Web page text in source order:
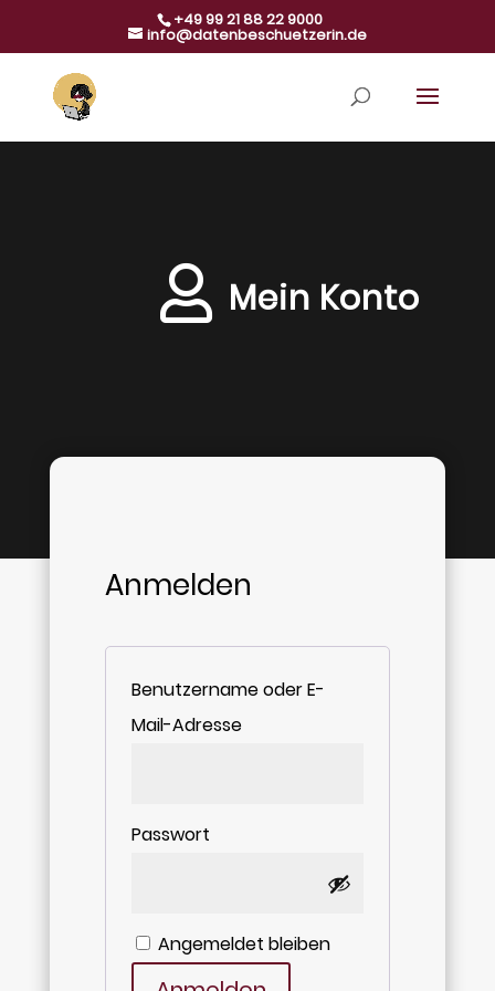
+49 99 21 88 22 9000
info@datenbeschuetzerin.de
 Mein Konto
Anmelden
Benutzername oder E-
Mail-Adresse
Passwort
Angemeldet bleiben